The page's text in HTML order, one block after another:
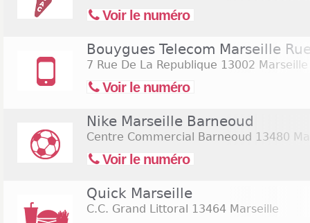
Voir le numéro
Bouygues Telecom Marseille
7 Rue De La Republique 13002 Marseille
Voir le numéro
Nike Marseille Barneoud
Centre Commercial Barneoud 13480
Voir le numéro
Quick Marseille
C.C. Grand Littoral 13464 Marseille